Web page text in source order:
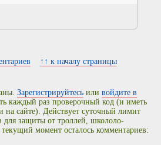
↑↑ к началу страницы
Зарегистрируйтесь иливойдите в
каждый раз проверочный код (и иметь
на сайте). Действует суточный лимит
защиты от троллей, школоло-
момент осталось комментариев: